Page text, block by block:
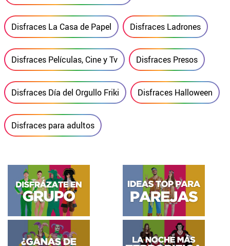
Disfraces La Casa de Papel Disfraces Ladrones
Disfraces Películas, Cine y Tv Disfraces Presos
Disfraces Día del Orgullo Friki Disfraces Halloween
Disfraces para adultos